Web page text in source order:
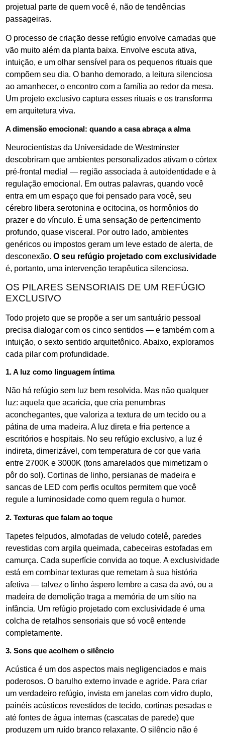
projetual parte de quem você é, não de tendências
passageiras.
O processo de criação desse refúgio envolve camadas que
vão muito além da planta baixa. Envolve escuta ativa,
intuição, e um olhar sensível para os pequenos rituais que
compõem seu dia. O banho demorado, a leitura silenciosa
ao amanhecer, o encontro com a família ao redor da mesa.
Um projeto exclusivo captura esses rituais e os transforma
em arquitetura viva.
A dimensão emocional: quando a casa abraça a alma
Neurocientistas da Universidade de Westminster
descobriram que ambientes personalizados ativam o córtex
pré-frontal medial — região associada à autoidentidade e à
regulação emocional. Em outras palavras, quando você
entra em um espaço que foi pensado para você, seu
cérebro libera serotonina e ocitocina, os hormônios do
prazer e do vínculo. É uma sensação de pertencimento
profundo, quase visceral. Por outro lado, ambientes
genéricos ou impostos geram um leve estado de alerta, de
desconexão. O seu refúgio projetado com exclusividade
é, portanto, uma intervenção terapêutica silenciosa.
OS PILARES SENSORIAIS DE UM REFÚGIO
EXCLUSIVO
Todo projeto que se propõe a ser um santuário pessoal
precisa dialogar com os cinco sentidos — e também com a
intuição, o sexto sentido arquitetônico. Abaixo, exploramos
cada pilar com profundidade.
1. A luz como linguagem íntima
Não há refúgio sem luz bem resolvida. Mas não qualquer
luz: aquela que acaricia, que cria penumbras
aconchegantes, que valoriza a textura de um tecido ou a
pátina de uma madeira. A luz direta e fria pertence a
escritórios e hospitais. No seu refúgio exclusivo, a luz é
indireta, dimerizável, com temperatura de cor que varia
entre 2700K e 3000K (tons amarelados que mimetizam o
pôr do sol). Cortinas de linho, persianas de madeira e
sancas de LED com perfis ocultos permitem que você
regule a luminosidade como quem regula o humor.
2. Texturas que falam ao toque
Tapetes felpudos, almofadas de veludo cotelê, paredes
revestidas com argila queimada, cabeceiras estofadas em
camurça. Cada superfície convida ao toque. A exclusividade
está em combinar texturas que remetam à sua história
afetiva — talvez o linho áspero lembre a casa da avó, ou a
madeira de demolição traga a memória de um sítio na
infância. Um refúgio projetado com exclusividade é uma
colcha de retalhos sensoriais que só você entende
completamente.
3. Sons que acolhem o silêncio
Acústica é um dos aspectos mais negligenciados e mais
poderosos. O barulho externo invade e agride. Para criar
um verdadeiro refúgio, invista em janelas com vidro duplo,
painéis acústicos revestidos de tecido, cortinas pesadas e
até fontes de água internas (cascatas de parede) que
produzem um ruído branco relaxante. O silêncio não é